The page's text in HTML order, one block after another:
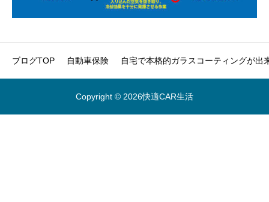
ブログTOP 自動車保険 自宅で本格的ガラスコーティングが出
Copyright © 2026快適CAR生活